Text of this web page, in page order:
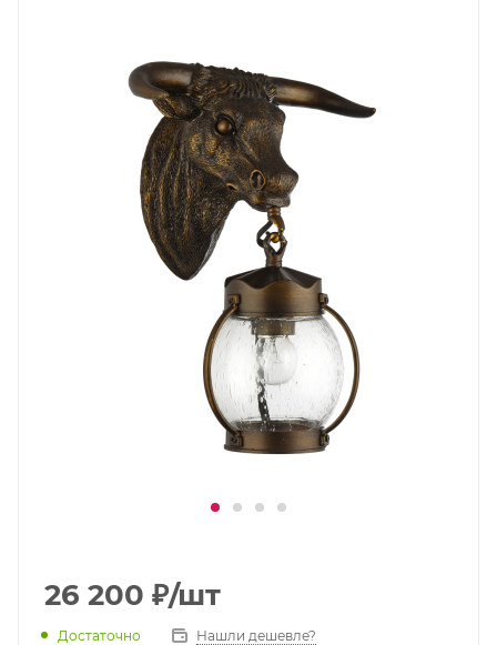
26 200 ₽/шт
Достаточно Нашли дешевле?